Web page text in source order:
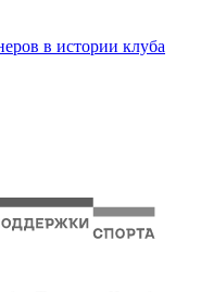
в истории клуба